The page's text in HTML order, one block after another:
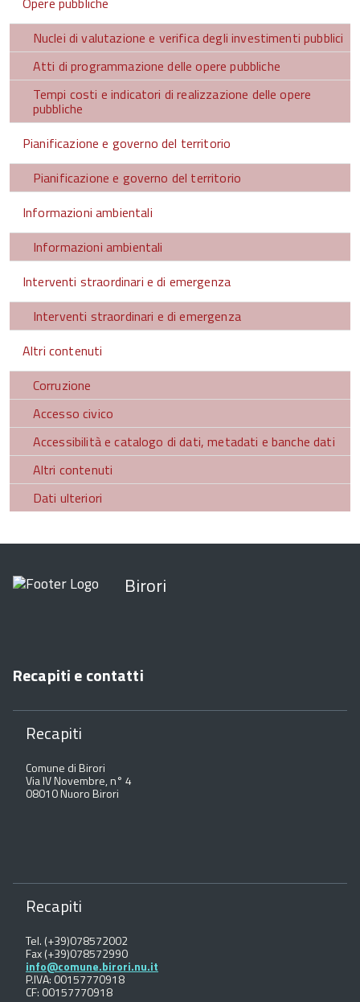
Nuclei di valutazione e verifica degli investimenti pubblici
Atti di programmazione delle opere pubbliche
Tempi costi e indicatori di realizzazione delle opere
pubbliche
Pianificazione e governo del territorio
Pianificazione e governo del territorio
Informazioni ambientali
Informazioni ambientali
Interventi straordinari e di emergenza
Interventi straordinari e di emergenza
Altri contenuti
Corruzione
Accesso civico
Accessibilità e catalogo di dati, metadati e banche dati
Altri contenuti
Dati ulteriori
Birori
Recapiti e contatti
Recapiti
Comune di Birori
Via IV Novembre, n° 4
08010 Nuoro Birori
Recapiti
Tel. (+39)078572002
Fax (+39)078572990
info@comune.birori.nu.it
P.IVA: 00157770918
CF: 00157770918